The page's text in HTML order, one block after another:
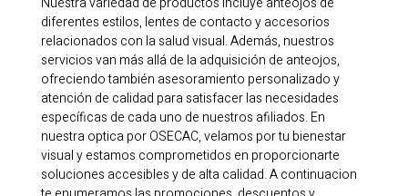
diferentes estilos, lentes de contacto y accesorios
relacionados con la salud visual. Además, nuestros
servicios van más allá de la adquisición de anteojos,
ofreciendo también asesoramiento personalizado y
atención de calidad para satisfacer las necesidades
específicas de cada uno de nuestros afiliados. En
nuestra optica por OSECAC, velamos por tu bienestar
visual y estamos comprometidos en proporcionarte
soluciones accesibles y de alta calidad. A continuacion